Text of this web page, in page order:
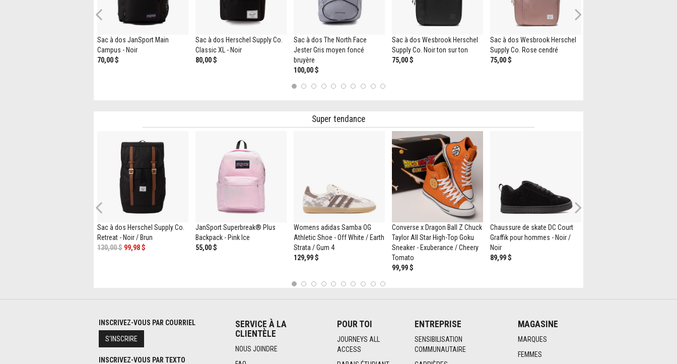
Previous
Sac à dos JanSport Main
Campus - Noir
70,00 $
Sac à dos Herschel Supply Co.
Classic XL - Noir
80,00 $
Sac à dos The North Face
Jester Gris moyen foncé
bruyère
100,00 $
Sac à dos Wesbrook Herschel
Supply Co. Noir ton sur ton
75,00 $
Sac à dos Wesbrook Herschel
Supply Co. Rose cendré
75,00 $
Super tendance
Previous
Sac à dos Herschel Supply Co.
Retreat - Noir / Brun
130,00 $ 99,98 $
JanSport Superbreak® Plus
Backpack - Pink Ice
55,00 $
Womens adidas Samba OG
Athletic Shoe - Off White / Earth
Strata / Gum 4
129,99 $
Converse x Dragon Ball Z Chuck
Taylor All Star High-Top Goku
Sneaker - Exuberance / Cheery
Tomato
99,99 $
Chaussure de skate DC Court
Graffik pour hommes - Noir /
Noir
89,99 $
SERVICE À LA
CLIENTÈLE
NOUS JOINDRE
POUR TOI
JOURNEYS ALL
ACCESS
ENTREPRISE
SENSIBILISATION
COMMUNAUTAIRE
MAGASINE
MARQUES
FEMMES
INSCRIVEZ-VOUS PAR COURRIEL
S'INSCRIRE
INSCRIVEZ-VOUS PAR TEXTO